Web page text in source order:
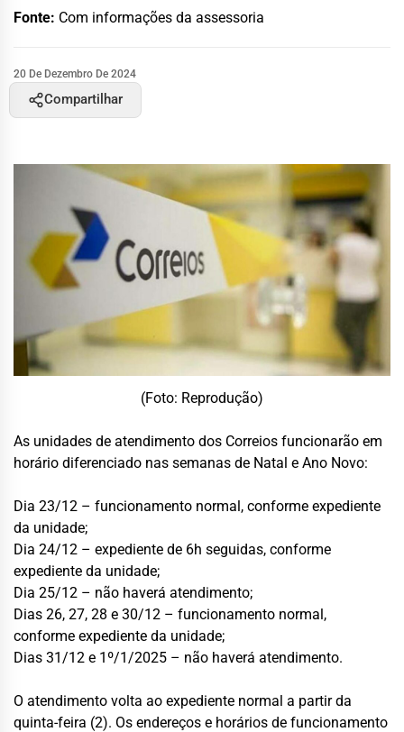
Fonte: Com informações da assessoria
20 De Dezembro De 2024
Compartilhar
(Foto: Reprodução)
As unidades de atendimento dos Correios funcionarão em
horário diferenciado nas semanas de Natal e Ano Novo:
Dia 23/12 – funcionamento normal, conforme expediente
da unidade;
Dia 24/12 – expediente de 6h seguidas, conforme
expediente da unidade;
Dia 25/12 – não haverá atendimento;
Dias 26, 27, 28 e 30/12 – funcionamento normal,
conforme expediente da unidade;
Dias 31/12 e 1º/1/2025 – não haverá atendimento.
O atendimento volta ao expediente normal a partir da
quinta-feira (2). Os endereços e horários de funcionamento